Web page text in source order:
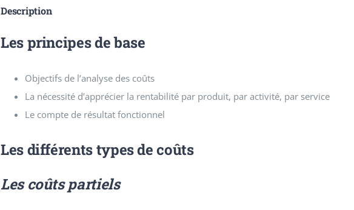
Description
Les principes de base
Objectifs de l’analyse des coûts
La nécessité d’apprécier la rentabilité par produit, par activité, par service
Le compte de résultat fonctionnel
Les différents types de coûts
Les coûts partiels